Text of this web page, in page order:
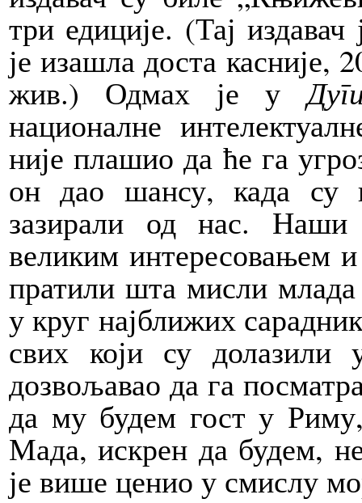
три едиције. (Тај
је изашла доста касније,
жив.) Одмах је у
националне
није плашио да ће га
он дао шансу, када су
зазирали од нас.
великим интересовањем
пратили шта мисли
у круг најближих
свих који су
дозвољавао да га
да му будем гост у
Мада, искрен да будем,
је више ценио у смислу